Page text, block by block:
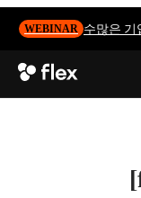
WEBINAR 수많은 기